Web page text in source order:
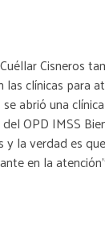
Cisneros
las clínicas para
abrió una
OPD IMSS
y la verdad es
en la